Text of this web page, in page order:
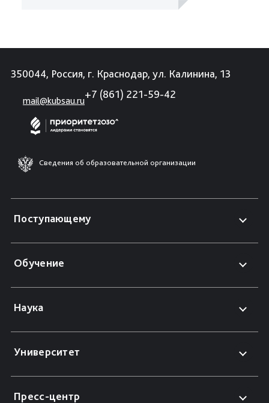
350044, Россия, г. Краснодар, ул. Калинина, 13
mail@kubsau.ru
+7 (861) 221-59-42
Сведения об образовательной организации
Поступающему
Обучение
Наука
Университет
Пресс-центр